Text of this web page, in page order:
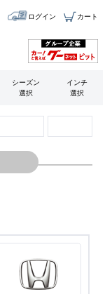
ログイン カート
シーズン
選択
インチ
選択